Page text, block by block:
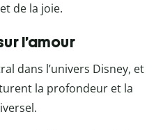
de la joie.
l’amour
dans l’univers Disney, et
la profondeur et la